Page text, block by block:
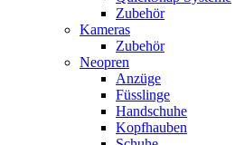
Zubehör
Kameras
Zubehör
Neopren
Anzüge
Füsslinge
Handschuhe
Kopfhauben